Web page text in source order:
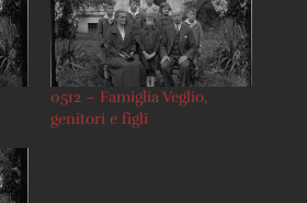
0512 – Famiglia Veglio,
genitori e figli